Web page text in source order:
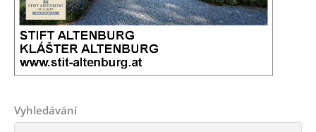
Vyhledávání